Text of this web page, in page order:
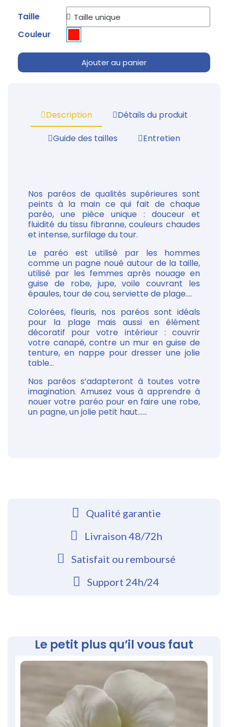
Taille
Couleur
Ajouter au panier
Description
Détails du produit
Guide des tailles
Entretien
Nos paréos de qualités supérieures sont
peints à la main ce qui fait de chaque
paréo, une pièce unique : douceur et
fluidité du tissu fibranne, couleurs chaudes
et intense, surfilage du tour.
Le paréo est utilisé par les hommes
comme un pagne noué autour de la taille,
utilisé par les femmes après nouage en
guise de robe, jupe, voile couvrant les
épaules, tour de cou, serviette de plage....
Colorées, fleuris, nos paréos sont idéals
pour la plage mais aussi en élément
décoratif pour votre intérieur : couvrir
votre canapé, contre un mur en guise de
tenture, en nappe pour dresser une jolie
table...
Nos paréos s’adapteront à toutes votre
imagination. Amusez vous à apprendre à
nouer votre paréo pour en faire une robe,
un pagne, un jolie petit haut......
Qualité garantie
Livraison 48/72h
Satisfait ou remboursé
Support 24h/24
Le petit plus qu’il vous faut